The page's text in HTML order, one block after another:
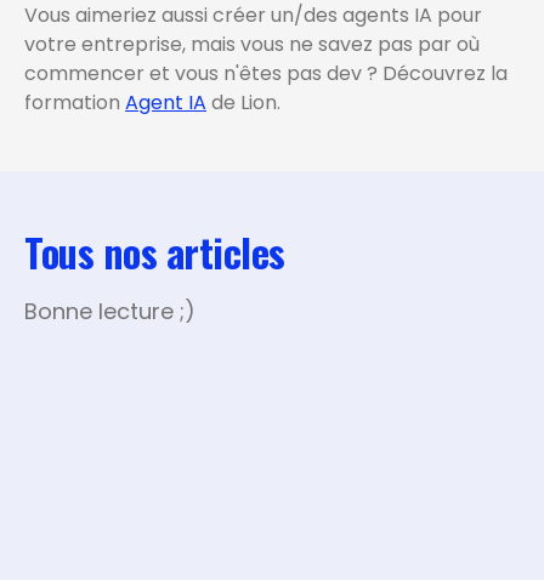
Vous aimeriez aussi créer un/des agents IA pour
votre entreprise, mais vous ne savez pas par où
commencer et vous n'êtes pas dev ? Découvrez la
formation Agent IA de Lion.
Tous nos articles
Bonne lecture ;)